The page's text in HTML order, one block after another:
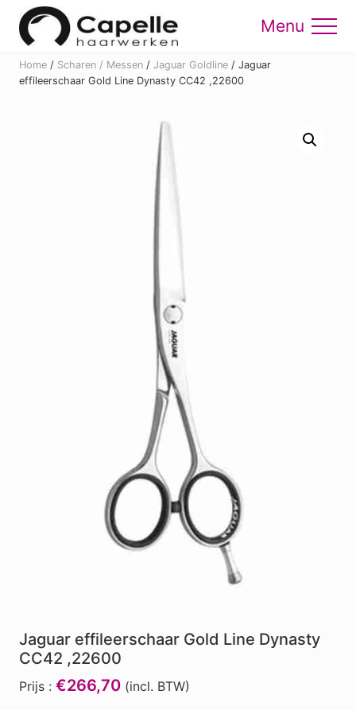
Menu
Skip
content
Skip
Menu
Home / Scharen / Messen / Jaguar Goldline / Jaguar
effileerschaar Gold Line Dynasty CC42 ,22600
Jaguar effileerschaar Gold Line Dynasty
CC42 ,22600
Prijs : €266,70 (incl. BTW)